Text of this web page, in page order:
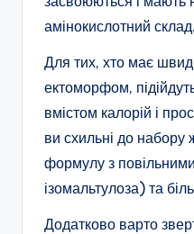
амінокислотний склад.
Для тих, хто має
ектоморфом,
вмістом калорій і
ви схильні до
формулу з
ізомальтулоза) та
Додатково варто